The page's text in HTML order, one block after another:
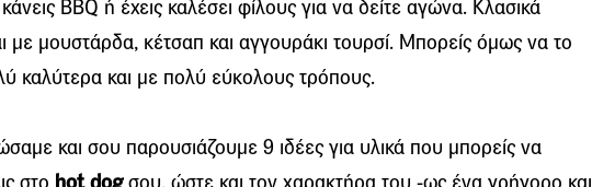
BBQ ή έχεις καλέσει φίλους για να δείτε αγώνα. Κλασικά
με μουστάρδα, κέτσαπ και αγγουράκι τουρσί. Μπορείς όμως να το
καλύτερα και με πολύ εύκολους τρόπους.
και σου παρουσιάζουμε 9 ιδέες για υλικά που μπορείς να